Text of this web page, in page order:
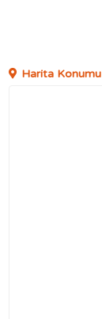
Harita Konumu